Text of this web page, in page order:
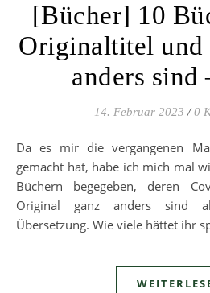
[Bücher] 10
Originaltitel und
anders sind
14. Februar 2023 / 0
Da es mir die vergangenen Male schon so viel Spaß
gemacht hat, habe ich mich mal
Büchern begegeben, deren
Original ganz anders sind
Übersetzung. Wie viele hättet ihr